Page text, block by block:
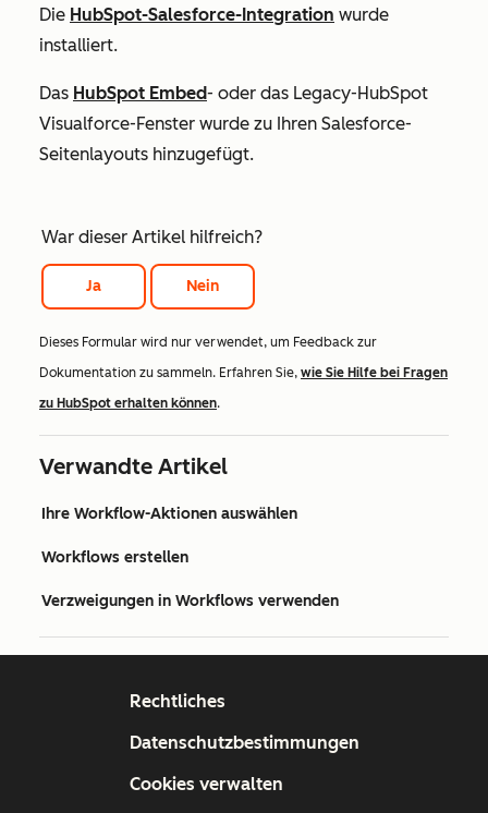
Die HubSpot-Salesforce-Integration wurde
installiert.
Das HubSpot Embed- oder das Legacy-HubSpot
Visualforce-Fenster wurde zu Ihren Salesforce-
Seitenlayouts hinzugefügt.
War dieser Artikel hilfreich?
Ja Nein
Dieses Formular wird nur verwendet, um Feedback zur
Dokumentation zu sammeln. Erfahren Sie, wie Sie Hilfe bei Fragen
zu HubSpot erhalten können.
Verwandte Artikel
Ihre Workflow-Aktionen auswählen
Workflows erstellen
Verzweigungen in Workflows verwenden
Rechtliches
Datenschutzbestimmungen
Cookies verwalten